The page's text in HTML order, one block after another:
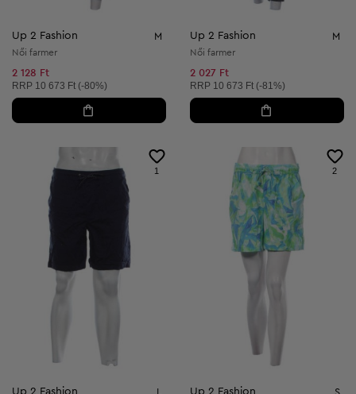
Up 2 Fashion M
Női farmer
2 128 Ft
Ajánlott ár:
RRP 10 673 Ft (-80%)
Up 2 Fashion M
Női farmer
2 027 Ft
Ajánlott ár:
RRP 10 673 Ft (-81%)
1 2